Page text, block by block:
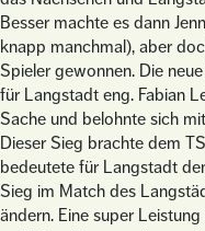
Besser machte es dann
knapp manchmal), aber
Spieler gewonnen. Die
für Langstadt eng. Fabian
Sache und belohnte sich
Dieser Sieg brachte dem
bedeutete für Langstadt
Sieg im Match des
ändern. Eine super